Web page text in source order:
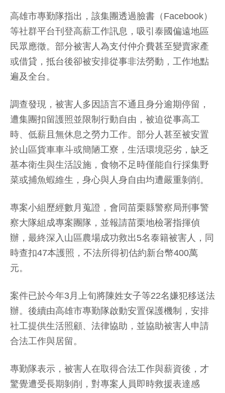
高雄市專勤隊指出，該集團透過臉書（Facebook）
等社群平台刊登高薪工作訊息，吸引泰國偏遠地區
民眾應徵。部分被害人為支付仲介費甚至變賣家產
或借貸，抵台後卻被安排從事非法勞動，工作地點
遍及全台。
調查發現，被害人多因語言不通且身分逾期停留，
遭集團扣留護照並限制行動自由，被迫從事高工
時、低薪且無休息之勞力工作。部分人甚至被安置
於山區貨車車斗或簡陋工寮，生活環境惡劣，缺乏
基本衛生與生活設施，食物不足時僅能自行採集野
菜或捕魚蝦維生，身心與人身自由均遭嚴重剝削。
專案小組歷經數月蒐證，會同苗栗縣警察局刑事警
察大隊組成專案團隊，並報請苗栗地檢署指揮偵
辦，最終深入山區農場成功救出5名泰籍被害人，同
時查扣47本護照，不法所得初估約新台幣400萬
元。
案件已於今年3月上旬將陳姓女子等22名嫌犯移送法
辦。後續由高雄市專勤隊啟動安置保護機制，安排
社工提供生活照顧、法律協助，並協助被害人申請
合法工作與居留。
專勤隊表示，被害人在取得合法工作與薪資後，才
驚覺遭受長期剝削，對專案人員即時救援表達感